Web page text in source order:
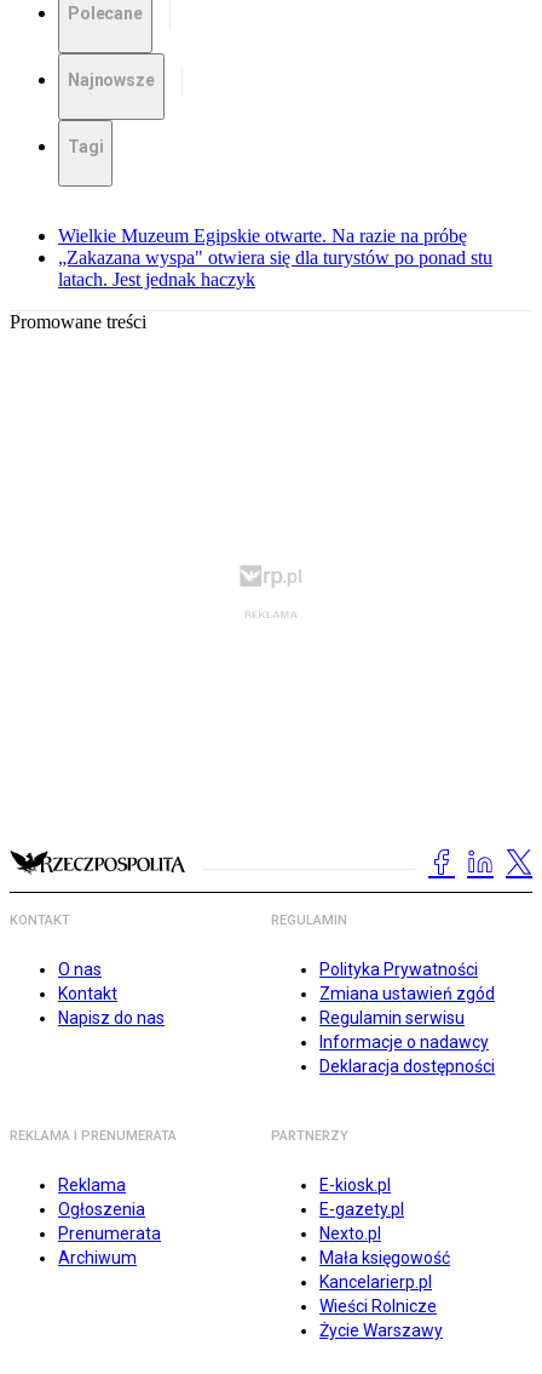
Polecane
Najnowsze
Tagi
Wielkie Muzeum Egipskie otwarte. Na razie na próbę
„Zakazana wyspa" otwiera się dla turystów po ponad stu
latach. Jest jednak haczyk
Promowane treści
KONTAKT
O nas
Kontakt
Napisz do nas
REGULAMIN
Polityka Prywatności
Zmiana ustawień zgód
Regulamin serwisu
Informacje o nadawcy
Deklaracja dostępności
REKLAMA I PRENUMERATA
Reklama
Ogłoszenia
Prenumerata
Archiwum
PARTNERZY
E-kiosk.pl
E-gazety.pl
Nexto.pl
Mała księgowość
Kancelarierp.pl
Wieści Rolnicze
Życie Warszawy